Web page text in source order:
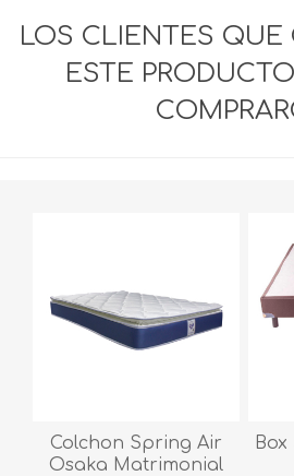
LOS CLIENTES QUE
ESTE
Colchon Spring Air
Osaka Matrimonial